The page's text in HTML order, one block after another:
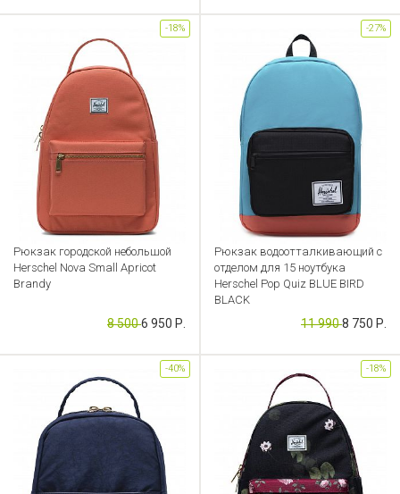
Рюкзак городской небольшой
Herschel Nova Small Apricot
Brandy
Артикул: CB000052798
8 5006 950 Р.
-18%
Рюкзак водоотталкивающий с
отделом для 15 ноутбука
Herschel Pop Quiz BLUE BIRD
BLACK
Артикул: CB000052778
11 9908 750 Р.
-27%
-40% -18%